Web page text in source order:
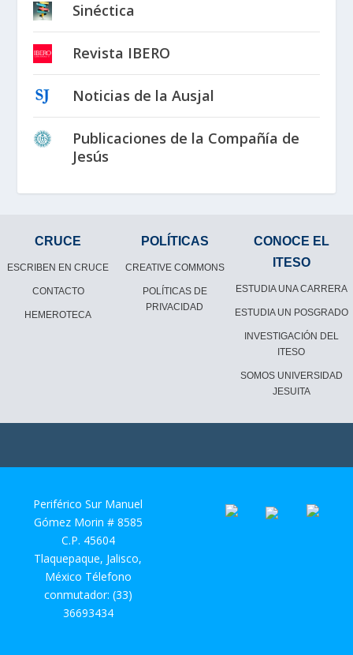
Sinéctica
Revista IBERO
Noticias de la Ausjal
Publicaciones de la Compañía de
Jesús
CRUCE
ESCRIBEN EN CRUCE
CONTACTO
HEMEROTECA
POLÍTICAS
CREATIVE COMMONS
POLÍTICAS DE
PRIVACIDAD
CONOCE EL
ITESO
ESTUDIA UNA CARRERA
ESTUDIA UN POSGRADO
INVESTIGACIÓN DEL
ITESO
SOMOS UNIVERSIDAD
JESUITA
Periférico Sur Manuel
Gómez Morin # 8585
C.P. 45604
Tlaquepaque, Jalisco,
México Télefono
conmutador: (33)
36693434